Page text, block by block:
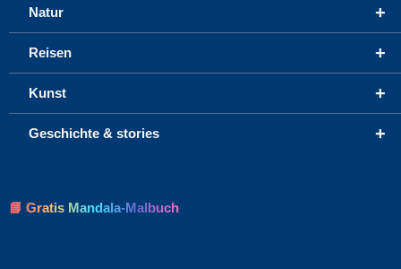
+
Natur
+
Reisen
+
Kunst
+
Geschichte & stories
📘 Gratis Mandala-Malbuch